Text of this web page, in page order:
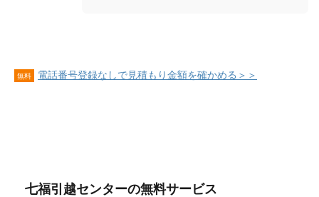
無料 電話番号登録なしで見積もり金額を確かめる＞＞
七福引越センターの無料サービス